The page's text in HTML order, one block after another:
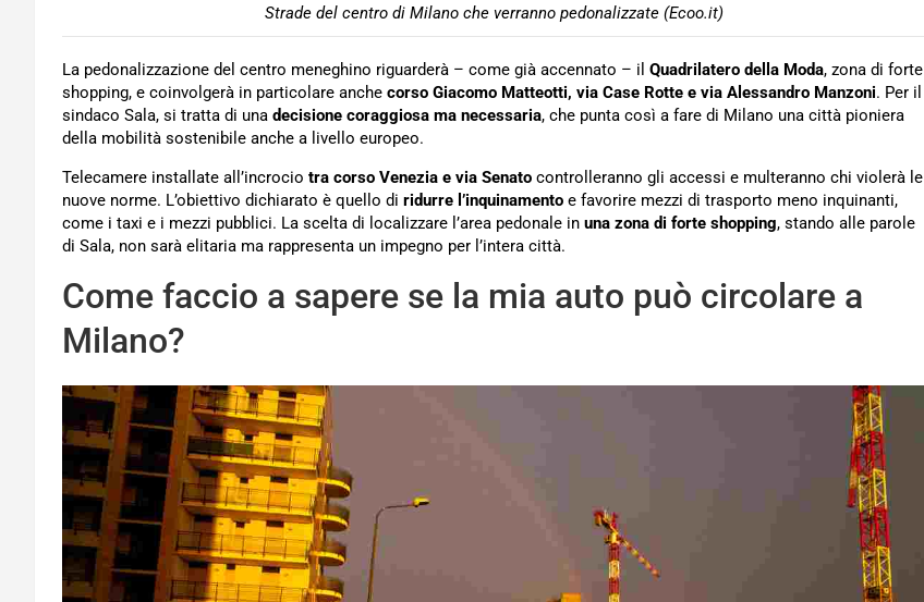
Strade del centro di Milano che verranno pedonalizzate (Ecoo.it)
La pedonalizzazione del centro meneghino riguarderà – come già accennato – il Quadrilatero della Moda, zona di forte
shopping, e coinvolgerà in particolare anche corso Giacomo Matteotti, via Case Rotte e via Alessandro Manzoni. Per il
sindaco Sala, si tratta di una decisione coraggiosa ma necessaria, che punta così a fare di Milano una città pioniera
della mobilità sostenibile anche a livello europeo.
Telecamere installate all’incrocio tra corso Venezia e via Senato controlleranno gli accessi e multeranno chi violerà le
nuove norme. L’obiettivo dichiarato è quello di ridurre l’inquinamento e favorire mezzi di trasporto meno inquinanti,
come i taxi e i mezzi pubblici. La scelta di localizzare l’area pedonale in una zona di forte shopping, stando alle parole
di Sala, non sarà elitaria ma rappresenta un impegno per l’intera città.
Come faccio a sapere se la mia auto può circolare a
Milano?